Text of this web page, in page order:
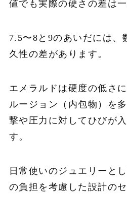
値でも実際の硬さの差は
7.5〜8と9のあいだには、
久性の差があります。
エメラルドは硬度の低さ
ルージョン（内包物）を
撃や圧力に対してひびが
す。
日常使いのジュエリーと
の負担を考慮した設計の